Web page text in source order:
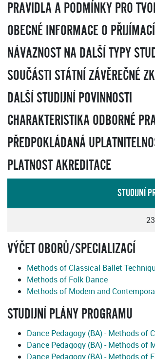
PRAVIDLA A PODMÍNKY PRO
OBECNÉ INFORMACE O
NÁVAZNOST NA DALŠÍ TYPY
SOUČÁSTI STÁTNÍ ZÁVĚREČNÉ
DALŠÍ STUDIJNÍ POVINNOSTI
CHARAKTERISTIKA ODBORNÉ
PŘEDPOKLÁDANÁ
PLATNOST AKREDITACE
STUDIJNÍ
VÝČET OBORŮ/SPECIALIZACÍ
Methods of Classical Ballet
Methods of Folk Dance
Methods of Modern and
STUDIJNÍ PLÁNY PROGRAMU
Dance Pedagogy (BA) - Methods of
Dance Pedagogy (BA) - Methods of
Dance Pedagogy (BA) - Methods of